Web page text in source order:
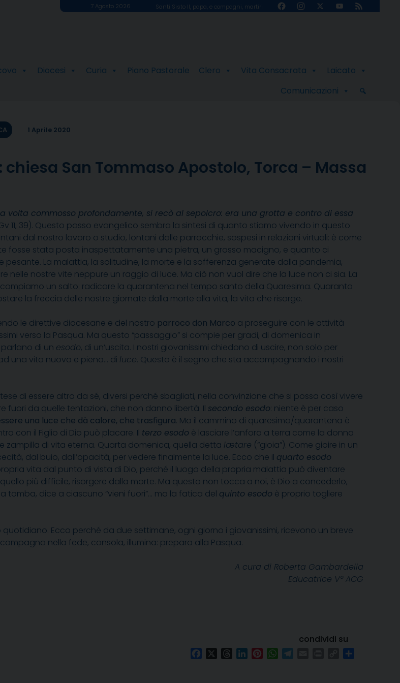
7 Agosto 2026 Santi Sisto II, papa, e compagni, martiri FacebookInstagram
X
YouTube
Feed
Diocesi Curia Piano Pastorale Clero Vita Consacrata
Laicato
Comunicazioni
1 Aprile 2020
San Tommaso Apostolo, Torca – Massa
volta commosso profondamente, si recò al sepolcro: era una grotta e contro di essa
11, 39). Questo passo evangelico sembra la sintesi di quanto stiamo vivendo in questo
dal nostro lavoro o studio, lontani dalle parrocchie, sospesi in relazioni virtuali: è come
fosse stata posta inaspettatamente una pietra, un grosso macigno, e quanto ci
La malattia, la solitudine, la morte e la sofferenza generate dalla pandemia,
nelle nostre vite neppure un raggio di luce. Ma ciò non vuol dire che la luce non ci sia. La
un salto: radicare la quarantena nel tempo santo della Quaresima. Quaranta
la freccia delle nostre giornate dalla morte alla vita, la vita che risorge.
le direttive diocesane e del nostro parroco don Marco a proseguire con le attività
verso la Pasqua. Ma questo “passaggio” si compie per gradi, di domenica in
di un esodo, di un’uscita. I nostri giovanissimi chiedono di uscire, non solo per
una vita nuova e piena… di luce. Questo è il segno che sta accompagnando i nostri
di essere altro da sé, diversi perché sbagliati, nella convinzione che si possa così vivere
fuori da quelle tentazioni, che non danno libertà. Il secondo esodo: niente è per caso
una luce che dà calore, che trasfigura. Ma il cammino di quaresima/quarantena è
con il Figlio di Dio può placare. Il terzo esodo è lasciare l’anfora a terra come la donna
zampilla di vita eterna. Quarta domenica, quella detta lætare (“gioia”). Come gioire in un
dal buio, dall’opacità, per vedere finalmente la luce. Ecco che il quarto esodo
vita dal punto di vista di Dio, perché il luogo della propria malattia può diventare
più difficile, risorgere dalla morte. Ma questo non tocca a noi, è Dio a concederlo,
tomba, dice a ciascuno “vieni fuori”… ma la fatica del quinto esodo è proprio togliere
Ecco perché da due settimane, ogni giorno i giovanissimi, ricevono un breve
nella fede, consola, illumina: prepara alla Pasqua.
A cura di Roberta Gambardella
Educatrice V° ACG
condividi su
FacebookThreadsLinkedInPinterestWhatsApp
Copy